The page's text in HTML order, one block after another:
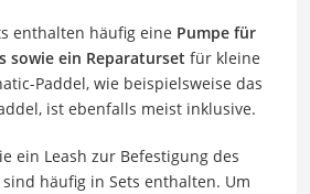
enthalten häufig eine Pumpe für
sowie ein Reparaturset für kleine
Paddel, wie beispielsweise das
ist ebenfalls meist inklusive.
ein Leash zur Befestigung des
häufig in Sets enthalten. Um